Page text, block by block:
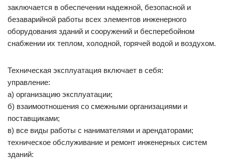
заключается в обеспечении надежной, безопасной и
безаварийной работы всех элементов инженерного
оборудования зданий и сооружений и бесперебойном
снабжении их теплом, холодной, горячей водой и воздухом.
Техническая эксплуатация включает в себя:
управление:
а) организацию эксплуатации;
б) взаимоотношения со смежными организациями и
поставщиками;
в) все виды работы с нанимателями и арендаторами;
техническое обслуживание и ремонт инженерных систем
зданий: